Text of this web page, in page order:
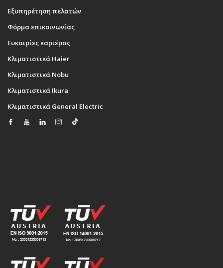
Εξυπηρέτηση πελατών
Φόρμα επικοινωνίας
Ευκαιρίες καριέρας
Κλιματιστικά Haier
Κλιματιστικά Nobu
Κλιματιστικά Ikura
Κλιματιστικά General Electric